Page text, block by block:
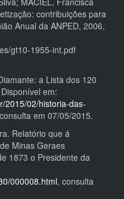
contribuições para
Anual da ANPED, 2006,
gt10-1955-int.pdf
a Lista dos 120
em:
2015/02/historia-das-
em 07/05/2015.
Relatório que á
Minas Geraes
1873 o Presidente da
000008.html, consulta